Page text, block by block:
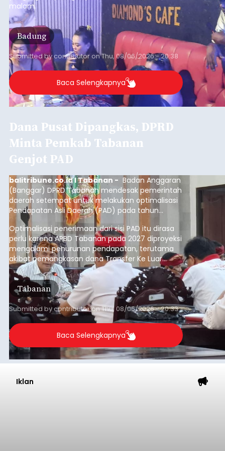
malam.
Badung
Submitted bycontributoronThu, 08/06/2026 - 20:38
Baca Selengkapnya
Dana Pusat Dipangkas, DPRD
Minta Pemkab Tabanan
Genjot PAD
balitribune.co.id I Tabanan - Badan Anggaran
(Banggar) DPRD Tabanan mendesak pemerintah
daerah setempat untuk melakukan optimalisasi
Pendapatan Asli Daerah (PAD) pada tahun
anggaran 2027.
Optimalisasi penerimaan dari sisi PAD itu dirasa
perlu karena APBD Tabanan pada 2027 diproyeksi
mengalami penurunan pendapatan, terutama
akibat pemangkasan dana Transfer Ke Luar
Daerah (TKD) dari pemerintah pusat.
Tabanan
Submitted bycontributoronThu, 08/06/2026 - 20:33
Baca Selengkapnya
Iklan